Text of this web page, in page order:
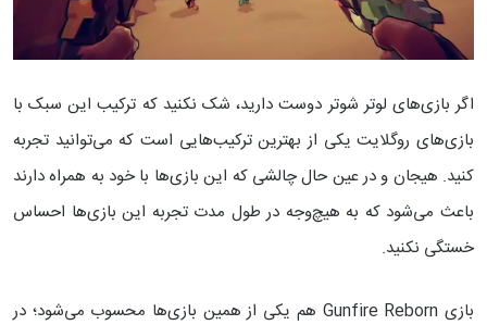
اگر بازی‌های لوتر شوتر دوست دارید، شک نکنید که ترکیب این سبک با
بازی‌های روگلایت یکی از بهترین ترکیب‌هایی است که می‌توانید تجربه
کنید. هیجان و در عین حال چالشی که این بازی‌ها با خود به همراه دارند
باعث می‌شود که به هیچ‌وجه در طول مدت تجربه این بازی‌ها احساس
خستگی نکنید.
بازی Gunfire Reborn هم یکی از همین بازی‌ها محسوب می‌شود؛ در